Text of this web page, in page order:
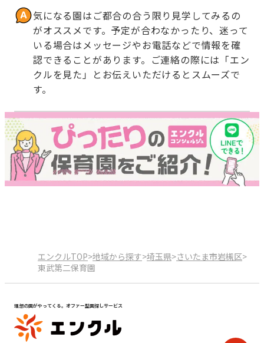
気になる園はご都合の合う限り見学してみるの
がオススメです。予定が合わなかったり、迷って
いる場合はメッセージやお電話などで情報を確
認できることがあります。ご連絡の際には「エン
クルを見た」とお伝えいただけるとスムーズで
す。
エンクルTOP>地域から探す>埼玉県>さいたま市岩槻区>
東武第二保育園
理想の園がやってくる。オファー型園探しサービス